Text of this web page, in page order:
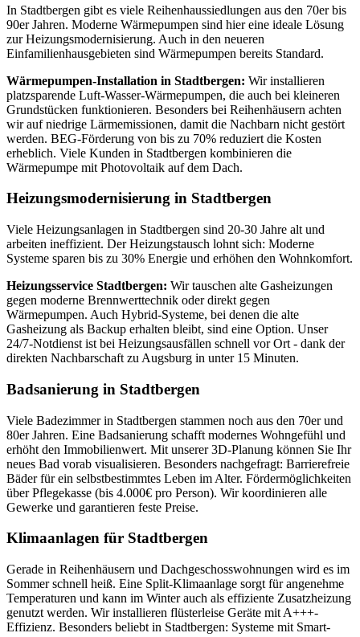
In Stadtbergen gibt es viele Reihenhaussiedlungen aus den 70er bis
90er Jahren. Moderne Wärmepumpen sind hier eine ideale Lösung
zur Heizungsmodernisierung. Auch in den neueren
Einfamilienhausgebieten sind Wärmepumpen bereits Standard.
Wärmepumpen-Installation in Stadtbergen: Wir installieren
platzsparende Luft-Wasser-Wärmepumpen, die auch bei kleineren
Grundstücken funktionieren. Besonders bei Reihenhäusern achten
wir auf niedrige Lärmemissionen, damit die Nachbarn nicht gestört
werden. BEG-Förderung von bis zu 70% reduziert die Kosten
erheblich. Viele Kunden in Stadtbergen kombinieren die
Wärmepumpe mit Photovoltaik auf dem Dach.
Heizungsmodernisierung in Stadtbergen
Viele Heizungsanlagen in Stadtbergen sind 20-30 Jahre alt und
arbeiten ineffizient. Der Heizungstausch lohnt sich: Moderne
Systeme sparen bis zu 30% Energie und erhöhen den Wohnkomfort.
Heizungsservice Stadtbergen: Wir tauschen alte Gasheizungen
gegen moderne Brennwerttechnik oder direkt gegen
Wärmepumpen. Auch Hybrid-Systeme, bei denen die alte
Gasheizung als Backup erhalten bleibt, sind eine Option. Unser
24/7-Notdienst ist bei Heizungsausfällen schnell vor Ort - dank der
direkten Nachbarschaft zu Augsburg in unter 15 Minuten.
Badsanierung in Stadtbergen
Viele Badezimmer in Stadtbergen stammen noch aus den 70er und
80er Jahren. Eine Badsanierung schafft modernes Wohngefühl und
erhöht den Immobilienwert. Mit unserer 3D-Planung können Sie Ihr
neues Bad vorab visualisieren. Besonders nachgefragt: Barrierefreie
Bäder für ein selbstbestimmtes Leben im Alter. Fördermöglichkeiten
über Pflegekasse (bis 4.000€ pro Person). Wir koordinieren alle
Gewerke und garantieren feste Preise.
Klimaanlagen für Stadtbergen
Gerade in Reihenhäusern und Dachgeschosswohnungen wird es im
Sommer schnell heiß. Eine Split-Klimaanlage sorgt für angenehme
Temperaturen und kann im Winter auch als effiziente Zusatzheizung
genutzt werden. Wir installieren flüsterleise Geräte mit A+++-
Effizienz. Besonders beliebt in Stadtbergen: Systeme mit Smart-